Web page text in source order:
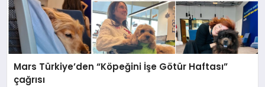
Mars Türkiye’den “Köpeğini İşe Götür Haftası”
çağrısı